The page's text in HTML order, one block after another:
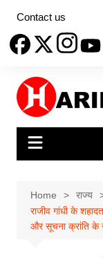
content
Contact us
Home
राज्य
राजीव गांधी के
और सूचना क्रांति के